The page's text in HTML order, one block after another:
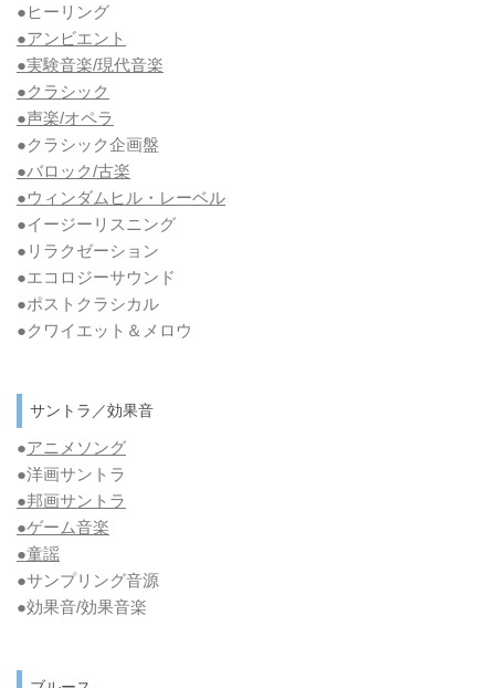
●ヒーリング
●アンビエント
●実験音楽/現代音楽
●クラシック
●声楽/オペラ
●クラシック企画盤
●バロック/古楽
●ウィンダムヒル・レーベル
●イージーリスニング
●リラクゼーション
●エコロジーサウンド
●ポストクラシカル
●クワイエット＆メロウ
サントラ／効果音
●アニメソング
●洋画サントラ
●邦画サントラ
●ゲーム音楽
●童謡
●サンプリング音源
●効果音/効果音楽